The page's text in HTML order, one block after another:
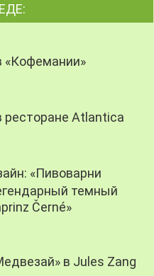
«Кофемании»
Atlantica
«Пивоварни
темный
Černé»
в Jules Zang